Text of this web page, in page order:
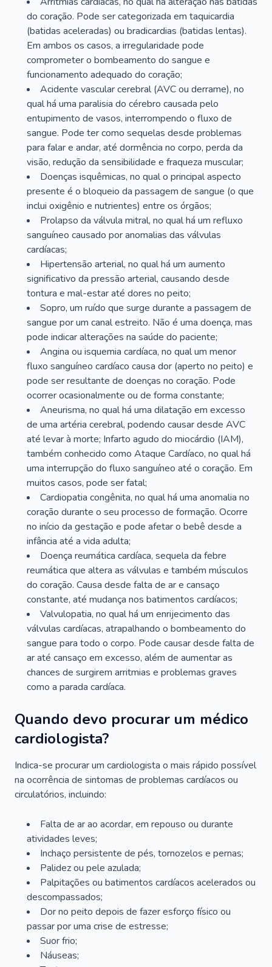
do coração. Pode ser categorizada em taquicardia
(batidas aceleradas) ou bradicardias (batidas lentas).
Em ambos os casos, a irregularidade pode
comprometer o bombeamento do sangue e
funcionamento adequado do coração;
Acidente vascular cerebral (AVC ou derrame), no
qual há uma paralisia do cérebro causada pelo
entupimento de vasos, interrompendo o fluxo de
sangue. Pode ter como sequelas desde problemas
para falar e andar, até dormência no corpo, perda da
visão, redução da sensibilidade e fraqueza muscular;
Doenças isquêmicas, no qual o principal aspecto
presente é o bloqueio da passagem de sangue (o que
inclui oxigênio e nutrientes) entre os órgãos;
Prolapso da válvula mitral, no qual há um refluxo
sanguíneo causado por anomalias das válvulas
cardíacas;
Hipertensão arterial, no qual há um aumento
significativo da pressão arterial, causando desde
tontura e mal-estar até dores no peito;
Sopro, um ruído que surge durante a passagem de
sangue por um canal estreito. Não é uma doença, mas
pode indicar alterações na saúde do paciente;
Angina ou isquemia cardíaca, no qual um menor
fluxo sanguíneo cardíaco causa dor (aperto no peito) e
pode ser resultante de doenças no coração. Pode
ocorrer ocasionalmente ou de forma constante;
Aneurisma, no qual há uma dilatação em excesso
de uma artéria cerebral, podendo causar desde AVC
até levar à morte; Infarto agudo do miocárdio (IAM),
também conhecido como Ataque Cardíaco, no qual há
uma interrupção do fluxo sanguíneo até o coração. Em
muitos casos, pode ser fatal;
Cardiopatia congênita, no qual há uma anomalia no
coração durante o seu processo de formação. Ocorre
no início da gestação e pode afetar o bebê desde a
infância até a vida adulta;
Doença reumática cardíaca, sequela da febre
reumática que altera as válvulas e também músculos
do coração. Causa desde falta de ar e cansaço
constante, até mudança nos batimentos cardíacos;
Valvulopatia, no qual há um enrijecimento das
válvulas cardíacas, atrapalhando o bombeamento do
sangue para todo o corpo. Pode causar desde falta de
ar até cansaço em excesso, além de aumentar as
chances de surgirem arritmias e problemas graves
como a parada cardíaca.
Quando devo procurar um médico
cardiologista?
Indica-se procurar um cardiologista o mais rápido possível
na ocorrência de sintomas de problemas cardíacos ou
circulatórios, incluindo:
Falta de ar ao acordar, em repouso ou durante
atividades leves;
Inchaço persistente de pés, tornozelos e pernas;
Palidez ou pele azulada;
Palpitações ou batimentos cardíacos acelerados ou
descompassados;
Dor no peito depois de fazer esforço físico ou
passar por uma crise de estresse;
Suor frio;
Náuseas;